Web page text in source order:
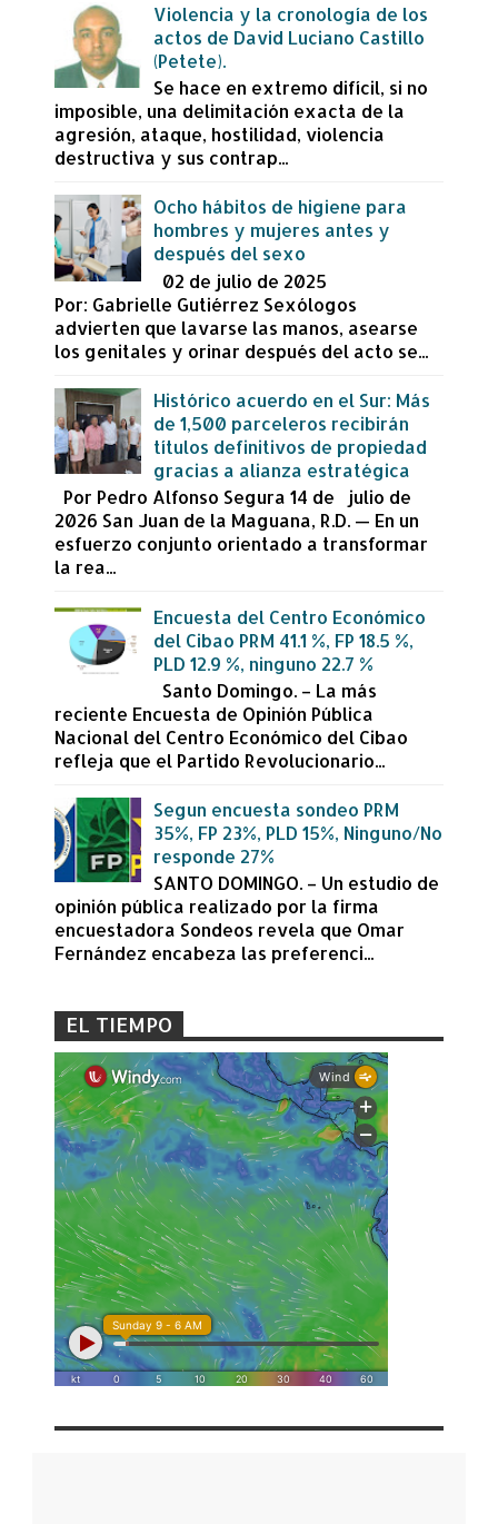
Violencia y la cronología de los
actos de David Luciano Castillo
(Petete).
Se hace en extremo difícil, si no
imposible, una delimitación exacta de la
agresión, ataque, hostilidad, violencia
destructiva y sus contrap...
Ocho hábitos de higiene para
hombres y mujeres antes y
después del sexo
02 de julio de 2025
Por: Gabrielle Gutiérrez Sexólogos
advierten que lavarse las manos, asearse
los genitales y orinar después del acto se...
Histórico acuerdo en el Sur: Más
de 1,500 parceleros recibirán
títulos definitivos de propiedad
gracias a alianza estratégica
Por Pedro Alfonso Segura 14 de julio de
2026 San Juan de la Maguana, R.D. — En un
esfuerzo conjunto orientado a transformar
la rea...
Encuesta del Centro Económico
del Cibao PRM 41.1 %, FP 18.5 %,
PLD 12.9 %, ninguno 22.7 %
Santo Domingo. – La más
reciente Encuesta de Opinión Pública
Nacional del Centro Económico del Cibao
refleja que el Partido Revolucionario...
Segun encuesta sondeo PRM
35%, FP 23%, PLD 15%, Ninguno/No
responde 27%
SANTO DOMINGO. – Un estudio de
opinión pública realizado por la firma
encuestadora Sondeos revela que Omar
Fernández encabeza las preferenci...
EL TIEMPO